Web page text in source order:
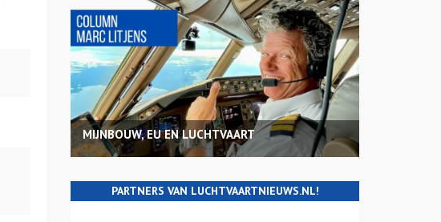
MIJNBOUW, EU EN LUCHTVAART
PARTNERS VAN LUCHTVAARTNIEUWS.NL!